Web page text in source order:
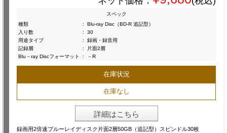
スペック
種類
:
Blu-ray Disc（BD-R 追記型）
入り数
:
30
用途タイプ
:
録画・録音用
記録層
:
片面2層
Blu－ray Discフォーマット
: －R
在庫状況
在庫なし
詳細はこちら
録画用2倍速ブルーレイディスク片面2層50GB（追記型）スピンドル30枚